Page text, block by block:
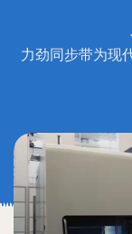
力劲同步带为现